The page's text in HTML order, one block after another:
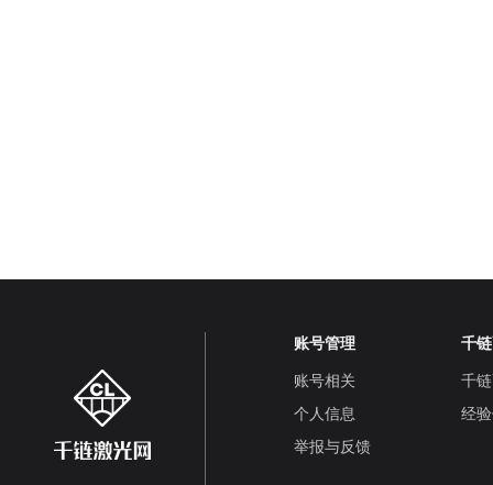
账号管理
账号相关
个人信息
举报与反馈
千
千
经